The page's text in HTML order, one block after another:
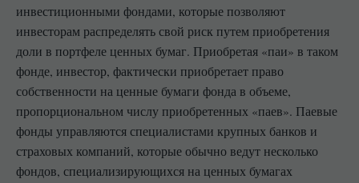
инвестиционными фондами, которые позволяют
инвесторам распределять свой риск путем приобретения
доли в портфеле ценных бумаг. Приобретая «паи» в таком
фонде, инвестор, фактически приобретает право
собственности на ценные бумаги фонда в объеме,
пропорциональном числу приобретенных «паев». Паевые
фонды управляются специалистами крупных банков и
страховых компаний, которые обычно ведут несколько
фондов, специализирующихся на ценных бумагах